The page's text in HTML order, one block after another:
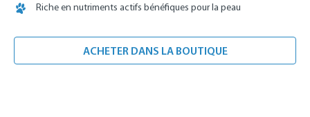
Riche en nutriments actifs bénéfiques pour la peau
ACHETER DANS LA BOUTIQUE